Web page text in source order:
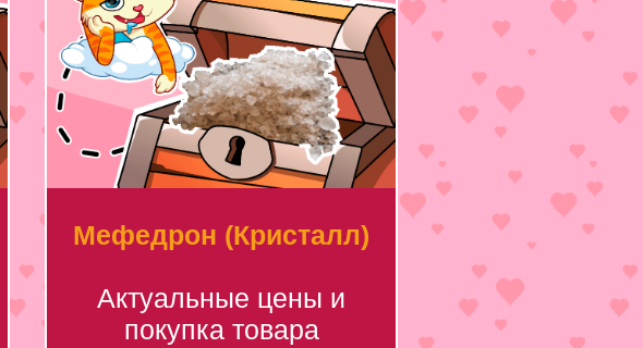
Мефедрон (Кристалл)
Актуальные цены и
покупка товара